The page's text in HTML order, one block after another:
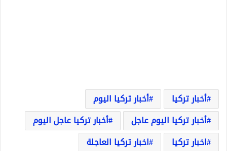
أخبار تركيا
أخبار تركيا اليوم
أخبار تركيا اليوم عاجل
أخبار تركيا عاجل اليوم
اخبار تركيا
اخبار تركيا العاجلة